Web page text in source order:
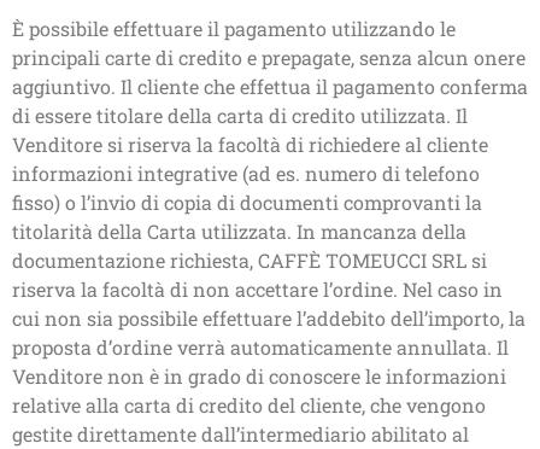
È possibile effettuare il pagamento utilizzando le
principali carte di credito e prepagate, senza alcun onere
aggiuntivo. Il cliente che effettua il pagamento conferma
di essere titolare della carta di credito utilizzata. Il
Venditore si riserva la facoltà di richiedere al cliente
informazioni integrative (ad es. numero di telefono
fisso) o l’invio di copia di documenti comprovanti la
titolarità della Carta utilizzata. In mancanza della
documentazione richiesta, CAFFÈ TOMEUCCI SRL si
riserva la facoltà di non accettare l’ordine. Nel caso in
cui non sia possibile effettuare l’addebito dell’importo, la
proposta d’ordine verrà automaticamente annullata. Il
Venditore non è in grado di conoscere le informazioni
relative alla carta di credito del cliente, che vengono
gestite direttamente dall’intermediario abilitato al